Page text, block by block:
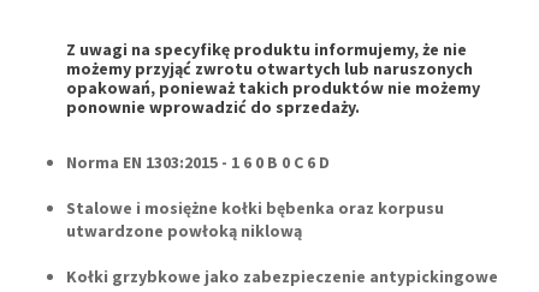
Z uwagi na specyfikę produktu informujemy, że nie
możemy przyjąć zwrotu otwartych lub naruszonych
opakowań, ponieważ takich produktów nie możemy
ponownie wprowadzić do sprzedaży.
Norma EN 1303:2015 - 1 6 0 B 0 C 6 D
Stalowe i mosiężne kołki bębenka oraz korpusu
utwardzone powłoką niklową
Kołki grzybkowe jako zabezpieczenie antypickingowe